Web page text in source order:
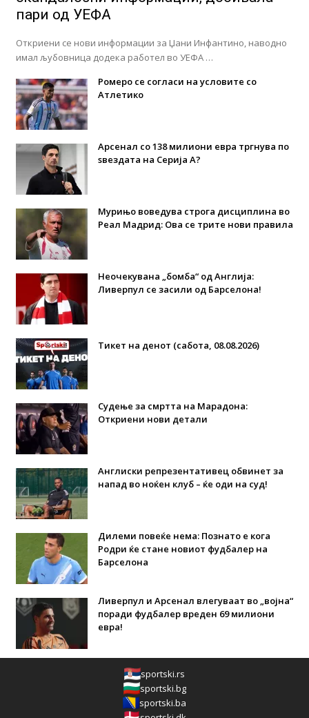
пари од УЕФА
Откриени се нови информации за Џани Инфантино, наводно
имал љубовница додека работел во УЕФА …
Ромеро се согласи на условите со
Атлетико
Арсенал со 138 милиони евра тргнува по
ѕвездата на Серија А?
Мурињо воведува строга дисциплина во
Реал Мадрид: Ова се трите нови правила
Неочекувана „бомба“ од Англија:
Ливерпул се засили од Барселона!
Тикет на денот (сабота, 08.08.2026)
Судење за смртта на Марадона:
Откриени нови детали
Англиски репрезентативец обвинет за
напад во ноќен клуб – ќе оди на суд!
Дилеми повеќе нема: Познато е кога
Родри ќе стане новиот фудбалер на
Барселона
Ливерпул и Арсенал влегуваат во „војна“
поради фудбалер вреден 69 милиони
евра!
sportski.rs
sportski.bg
sportski.ba